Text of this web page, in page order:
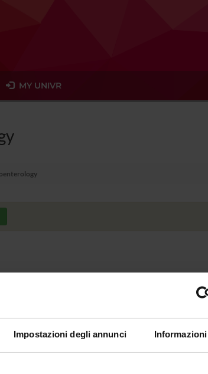
Impostazioni degli annunci
MY UNIVR